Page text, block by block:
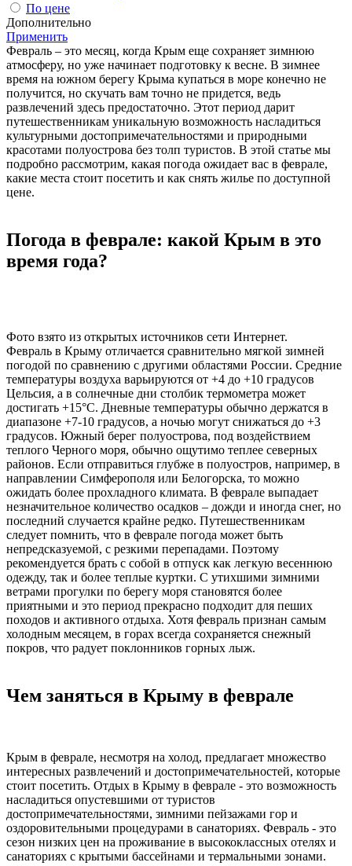
По цене
Дополнительно
Применить
Февраль – это месяц, когда Крым еще сохраняет зимнюю
атмосферу, но уже начинает подготовку к весне. В зимнее
время на южном берегу Крыма купаться в море конечно не
получится, но скучать вам точно не придется, ведь
развлечений здесь предостаточно. Этот период дарит
путешественникам уникальную возможность насладиться
культурными достопримечательностями и природными
красотами полуострова без толп туристов. В этой статье мы
подробно рассмотрим, какая погода ожидает вас в феврале,
какие места стоит посетить и как снять жилье по доступной
цене.
Погода в феврале: какой Крым в это
время года?
Фото взято из открытых источников сети Интернет.
Февраль в Крыму отличается сравнительно мягкой зимней
погодой по сравнению с другими областями России. Средние
температуры воздуха варьируются от +4 до +10 градусов
Цельсия, а в солнечные дни столбик термометра может
достигать +15°C. Дневные температуры обычно держатся в
диапазоне +7-10 градусов, а ночью могут снижаться до +3
градусов. Южный берег полуострова, под воздействием
теплого Черного моря, обычно ощутимо теплее северных
районов. Если отправиться глубже в полуостров, например, в
направлении Симферополя или Белогорска, то можно
ожидать более прохладного климата. В феврале выпадает
незначительное количество осадков – дожди и иногда снег, но
последний случается крайне редко. Путешественникам
следует помнить, что в феврале погода может быть
непредсказуемой, с резкими перепадами. Поэтому
рекомендуется брать с собой в отпуск как легкую весеннюю
одежду, так и более теплые куртки. С утихшими зимними
ветрами прогулки по берегу моря становятся более
приятными и это период прекрасно подходит для пеших
походов и активного отдыха. Хотя февраль признан самым
холодным месяцем, в горах всегда сохраняется снежный
покров, что радует поклонников горных лыж.
Чем заняться в Крыму в феврале
Крым в феврале, несмотря на холод, предлагает множество
интересных развлечений и достопримечательностей, которые
стоит посетить. Отдых в Крыму в феврале - это возможность
насладиться опустевшими от туристов
достопримечательностями, зимними пейзажами гор и
оздоровительными процедурами в санаториях. Февраль - это
сезон низких цен на проживание в высококлассных отелях и
санаториях с крытыми бассейнами и термальными зонами.